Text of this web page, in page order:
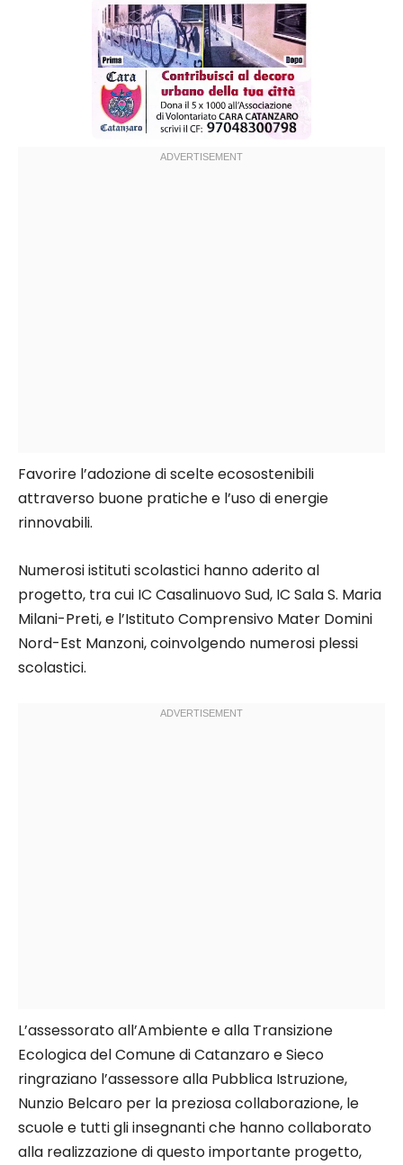
Favorire l’adozione di scelte ecosostenibili
attraverso buone pratiche e l’uso di energie
rinnovabili.
Numerosi istituti scolastici hanno aderito al
progetto, tra cui IC Casalinuovo Sud, IC Sala S. Maria
Milani-Preti, e l’Istituto Comprensivo Mater Domini
Nord-Est Manzoni, coinvolgendo numerosi plessi
scolastici.
L’assessorato all’Ambiente e alla Transizione
Ecologica del Comune di Catanzaro e Sieco
ringraziano l’assessore alla Pubblica Istruzione,
Nunzio Belcaro per la preziosa collaborazione, le
scuole e tutti gli insegnanti che hanno collaborato
alla realizzazione di questo importante progetto,